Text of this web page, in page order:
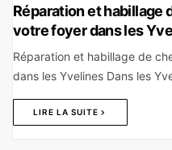
Réparation et habillage
votre foyer dans les
Réparation et habillage de
dans les Yvelines Dans les
LIRE LA SUITE